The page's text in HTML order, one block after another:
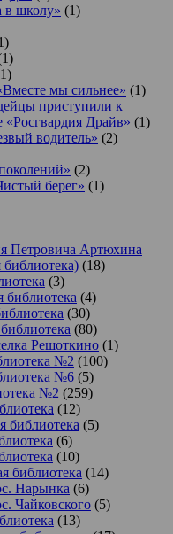
в школу» (1)
мы сильнее» (1)
приступили к
Драйв» (1)
водитель» (2)
(2)
берег» (1)
Петровича Артюхина
библиотека) (18)
(3)
библиотека (4)
(30)
(80)
Решоткино (1)
№2 (100)
№6 (5)
№2 (259)
(12)
библиотека (5)
(6)
(10)
библиотека (14)
Нарынка (6)
Чайковского (5)
(13)